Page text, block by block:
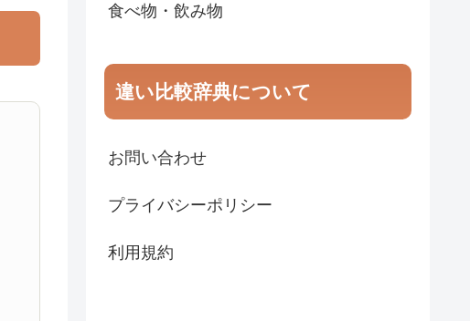
食べ物・飲み物
違い比較辞典について
お問い合わせ
プライバシーポリシー
利用規約